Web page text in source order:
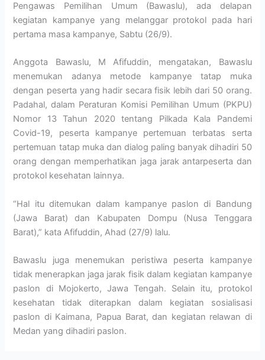
Pengawas Pemilihan Umum (Bawaslu), ada delapan
kegiatan kampanye yang melanggar protokol pada hari
pertama masa kampanye, Sabtu (26/9).
Anggota Bawaslu, M Afifuddin, mengatakan, Bawaslu
menemukan adanya metode kampanye tatap muka
dengan peserta yang hadir secara fisik lebih dari 50 orang.
Padahal, dalam Peraturan Komisi Pemilihan Umum (PKPU)
Nomor 13 Tahun 2020 tentang Pilkada Kala Pandemi
Covid-19, peserta kampanye pertemuan terbatas serta
pertemuan tatap muka dan dialog paling banyak dihadiri 50
orang dengan memperhatikan jaga jarak antarpeserta dan
protokol kesehatan lainnya.
“Hal itu ditemukan dalam kampanye paslon di Bandung
(Jawa Barat) dan Kabupaten Dompu (Nusa Tenggara
Barat),” kata Afifuddin, Ahad (27/9) lalu.
Bawaslu juga menemukan peristiwa peserta kampanye
tidak menerapkan jaga jarak fisik dalam kegiatan kampanye
paslon di Mojokerto, Jawa Tengah. Selain itu, protokol
kesehatan tidak diterapkan dalam kegiatan sosialisasi
paslon di Kaimana, Papua Barat, dan kegiatan relawan di
Medan yang dihadiri paslon.